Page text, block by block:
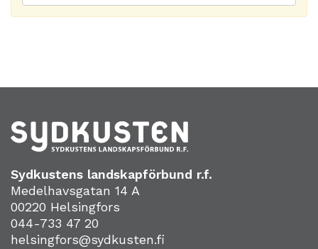
Sydkustens landskapförbund r.f.
Medelhavsgatan 14 A
00220 Helsingfors
044-733 47 20
helsingfors@sydkusten.fi